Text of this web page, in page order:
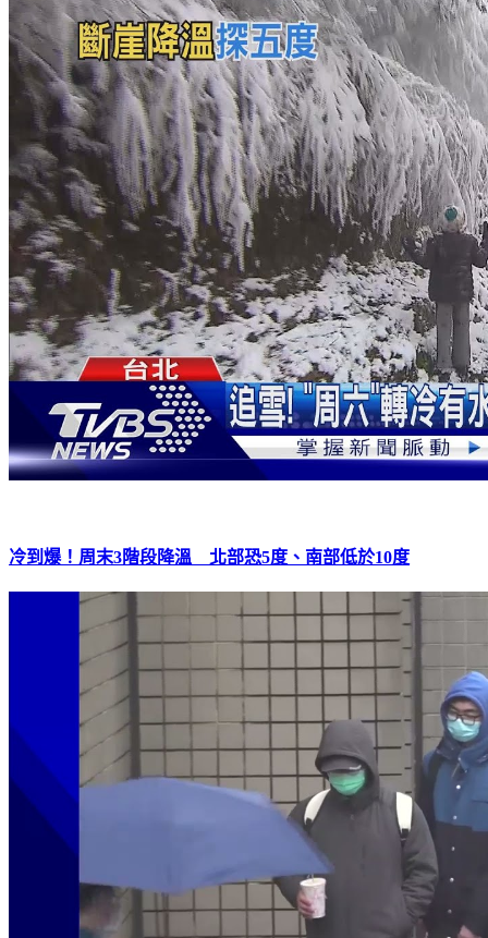
冷到爆！周末3階段降溫 北部恐5度、南部低於10度